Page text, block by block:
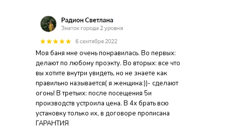
Моя баня мне очень понравилась. Во первых:
делают по любому проэкту. Во вторых: все что
вы хотите внутри увидеть, но не знаете как
правильно называется( я женщина:))- сделают
огонь! В третьих: после посещения 5и
производств устроила цена. В 4х брать всю
установку только их, в договоре прописана
ГАРАНТИЯ